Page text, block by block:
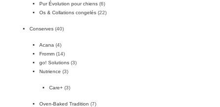
Pur Évolution pour chiens (6)
Os & Collations congelés (22)
Conserves (40)
Acana (4)
Fromm (14)
go! Solutions (3)
Nutrience (3)
Care+ (3)
Oven-Baked Tradition (7)